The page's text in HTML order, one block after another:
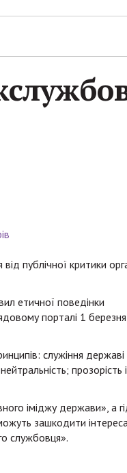
публічної критики
етичної поведінки
порталі 1
служіння державі
прозорість і
іміджу держави», а
зашкодити
службовця».